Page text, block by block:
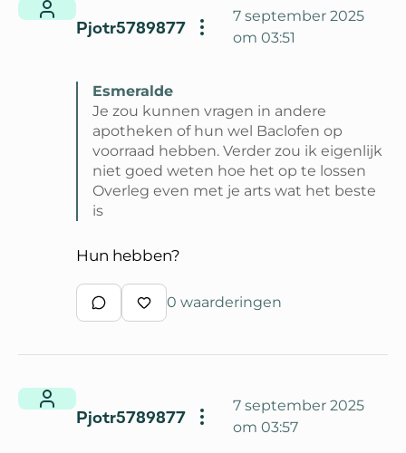
Pjotr5789877
7 september 2025
om 03:51
Esmeralde
Je zou kunnen vragen in andere
apotheken of hun wel Baclofen op
voorraad hebben. Verder zou ik eigenlijk
niet goed weten hoe het op te lossen
Overleg even met je arts wat het beste
is
Hun hebben?
Schrijf een reactie
Waardeer reactie
0 waarderingen
Pjotr5789877
7 september 2025
om 03:57